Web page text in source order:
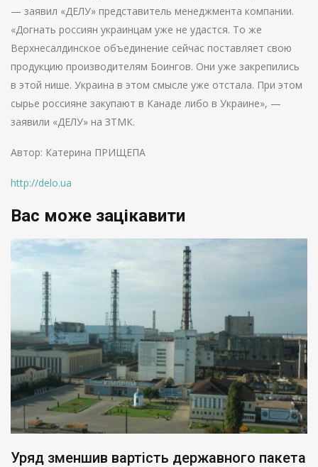
— заявил «ДЕЛУ» представитель менеджмента компании.
«Догнать россиян украинцам уже не удастся. То же
Верхнесалдинское объединение сейчас поставляет свою
продукцию производителям Боингов. Они уже закрепились
в этой нише. Украина в этом смысле уже отстала. При этом
сырье россияне закупают в Канаде либо в Украине», —
заявили «ДЕЛУ» на ЗТМК.
Автор: Катерина ПРИЩЕПА
http://delo.ua
Вас може зацікавити
Уряд зменшив вартість державного пакета